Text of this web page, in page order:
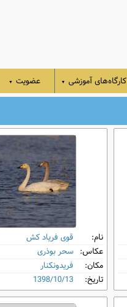
کارگاه‌های آموزشی ▼ عضویت ▼
نام:
قوی فریاد کش
عکاس: سحر بوذری
مکان:
فریدونکنار
تاریخ:
1398/10/13